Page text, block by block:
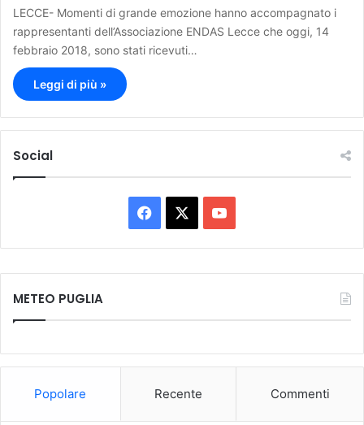
LECCE- Momenti di grande emozione hanno accompagnato i
rappresentanti dell’Associazione ENDAS Lecce che oggi, 14
febbraio 2018, sono stati ricevuti…
Leggi di più »
Social
a
c
o
u
METEO PUGLIA
Popolare Recente Commenti